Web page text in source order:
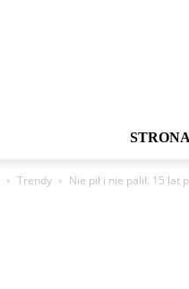
Trendy Nie pił i nie palił. 15 lat